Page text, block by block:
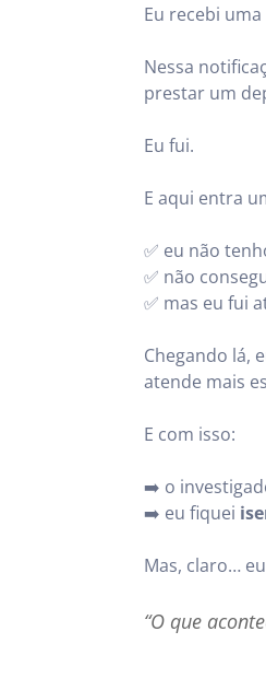
Eu recebi
Nessa
prestar um
Eu fui.
E aqui entra
✅ eu não
✅ não
✅ mas eu fui
Chegando lá,
atende mais
E com isso:
➡️ o
➡️ eu fiquei
Mas, claro…
“O que